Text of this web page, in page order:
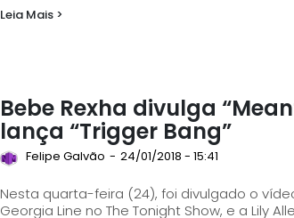
Leia Mais >
Bebe Rexha divulga
lança “Trigger Bang”
Felipe Galvão - 24/01/2018 - 15:41
Nesta quarta-feira (24), foi divulgado o
Georgia Line no The Tonight Show, e a Lily